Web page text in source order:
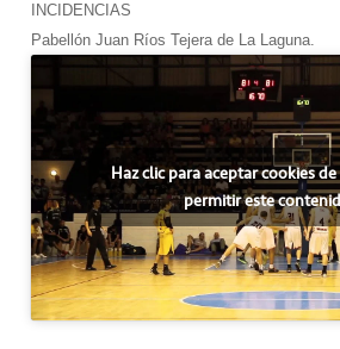
INCIDENCIAS
Pabellón Juan Ríos Tejera de La Laguna.
Haz clic para aceptar cookies
permitir este